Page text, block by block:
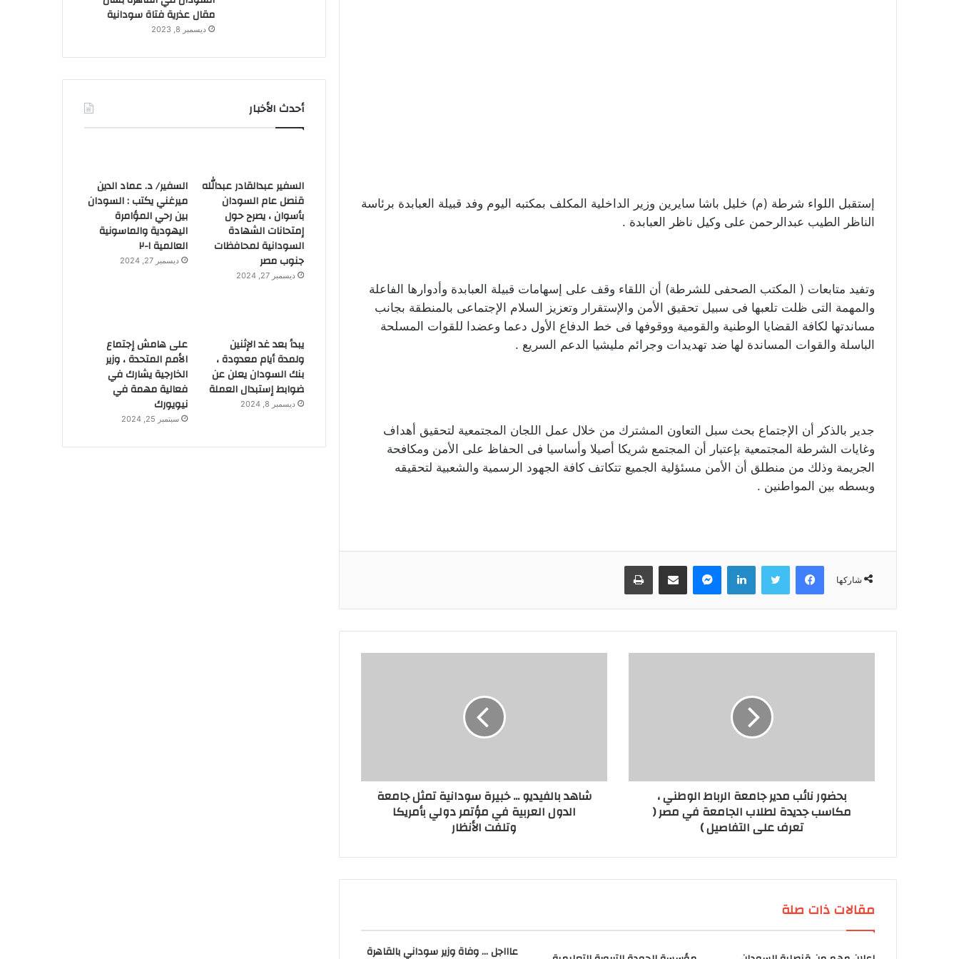
إستقبل اللواء شرطة (م) خليل باشا سايرين وزير الداخلية المكلف بمكتبه اليوم وفد قبيلة العبابدة برئاسة
الناظر الطيب عبدالرحمن على وكيل ناظر العبابدة .
وتفيد متابعات ( المكتب الصحفى للشرطة) أن اللقاء وقف على إسهامات قبيلة العبابدة وأدوارها الفاعلة
والمهمة التى ظلت تلعبها فى سبيل تحقيق الأمن والإستقرار وتعزيز السلام الإجتماعى بالمنطقة بجانب
مساندتها لكافة القضايا الوطنية والقومية ووقوفها فى خط الدفاع الأول دعما وعضدا للقوات المسلحة
الباسلة والقوات المساندة لها ضد تهديدات وجرائم مليشيا الدعم السريع .
جدير بالذكر أن الإجتماع بحث سبل التعاون المشترك من خلال عمل اللجان المجتمعية لتحقيق أهداف
وغايات الشرطة المجتمعية بإعتبار أن المجتمع شريكا أصيلا وأساسيا فى الحفاظ على الأمن ومكافحة
الجريمة وذلك من منطلق أن الأمن مسئؤلية الجميع تتكاتف كافة الجهود الرسمية والشعبية لتحقيقه
وبسطه بين المواطنين .
شاركها
فيسبوك لينكدإن
بحضور نائب مدير جامعة الرباط الوطني ،
مكاسب جديدة لطلاب الجامعة في مصر (
تعرف على التفاصيل )
شاهد بالفيديو ... خبيرة سودانية تمثل جامعة
الدول العربية في مؤتمر دولي بأمريكا
وتلفت الأنظار
مقالات ذات صلة
عاااجل … وفاة وزير سوداني بالقاهرة
مقال عذرية فتاة سودانية
ديسمبر 8, 2023
أحدث الأخبار
السفير عبدالقادر عبدالله
قنصل عام السودان
بأسوان ، يصرح حول
إمتحانات الشهادة
السودانية لمحافظات
جنوب مصر
ديسمبر 27, 2024
السفير/ د. عماد الدين
ميرغني يكتب : السودان
بين رحي المؤامرة
اليهودية والماسونية
العالمية ١-٢
ديسمبر 27, 2024
يبدأ بعد غد الإثنين
ولمدة أيام معدودة ،
بنك السودان يعلن عن
ضوابط إستبدال العملة
ديسمبر 8, 2024
على هامش إجتماع
الأمم المتحدة ، وزير
الخارجية يشارك في
فعالية مهمة في
نيويورك
سبتمبر 25, 2024